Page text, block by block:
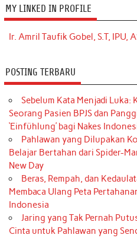
MY LINKED IN PROFILE
Ir. Amril Taufik Gobel, S.T, IPU,
POSTING TERBARU
Sebelum Kata Menjadi Luka:
Seorang Pasien BPJS dan
‘Einfühlung’ bagi Nakes
Pahlawan yang Dilupakan
Belajar Bertahan dari Spider-
New Day
Beras, Rempah, dan
Membaca Ulang Peta
Indonesia
Jaring yang Tak Pernah
Cinta untuk Pahlawan yang